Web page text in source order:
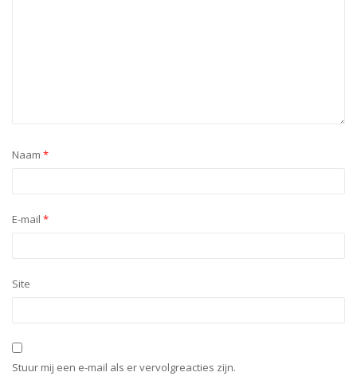
Naam *
E-mail *
Site
Stuur mij een e-mail als er vervolgreacties zijn.